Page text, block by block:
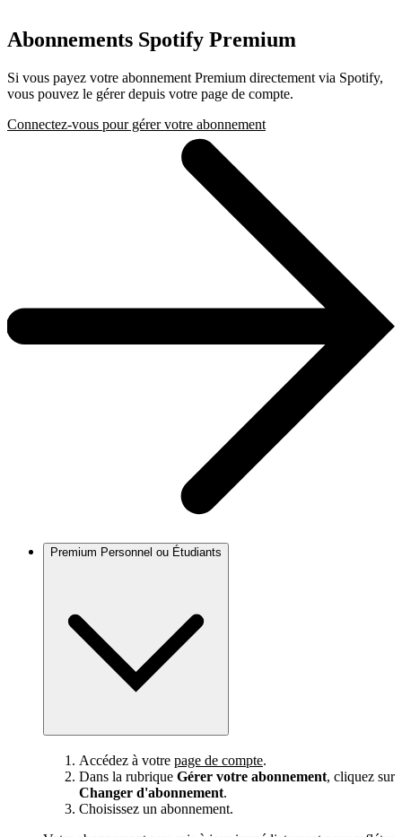
Abonnements Spotify Premium
Si vous payez votre abonnement Premium directement via Spotify,
vous pouvez le gérer depuis votre page de compte.
Connectez-vous pour gérer votre abonnement
Premium Personnel ou Étudiants
Accédez à votre page de compte.
Dans la rubrique Gérer votre abonnement, cliquez sur
Changer d'abonnement.
Choisissez un abonnement.